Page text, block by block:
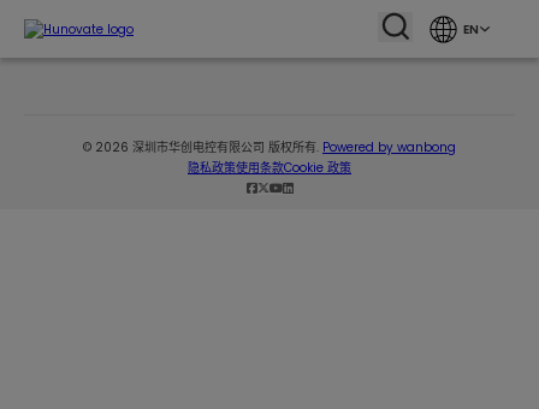
EN
© 2026 深圳市华创电控有限公司 版权所有. Powered by wanbong
隐私政策使用条款Cookie 政策